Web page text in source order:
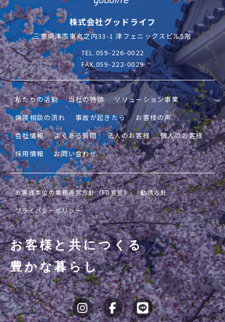
株式会社グッドライフ
三重県津市東丸之内33-1 津フェニックスビル5階
TEL.059-226-0022
FAX.059-222-0029
私たちの活動 当社の特徴
ソリューション事業
保険相談の流れ
事故が起きたら
お客様の声
会社情報
よくある質問 法人のお客様
個人のお客様
採用情報
お問い合わせ
お客様本位の業務運営方針（FD宣言） 勧誘方針
プライバシーポリシー
お客様と共につくる
豊かな暮らし